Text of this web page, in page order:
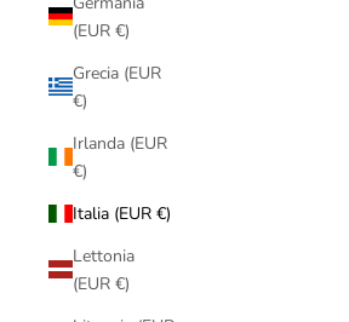
(EUR €)
Grecia (EUR
€)
Irlanda (EUR
€)
Italia (EUR €)
Lettonia
(EUR €)